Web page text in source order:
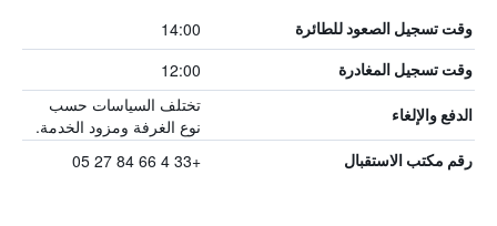
وقت تسجيل الصعود للطائرة 14:00
وقت تسجيل المغادرة 12:00
الدفع والإلغاء
تختلف السياسات حسب
نوع الغرفة ومزود الخدمة.
رقم مكتب الاستقبال +33 4 66 84 27 05